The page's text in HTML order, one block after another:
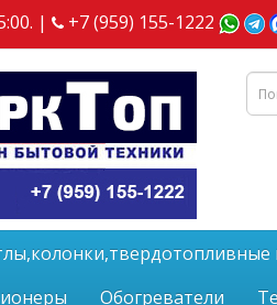
| +7 (959) 155-1222
Обогреватели